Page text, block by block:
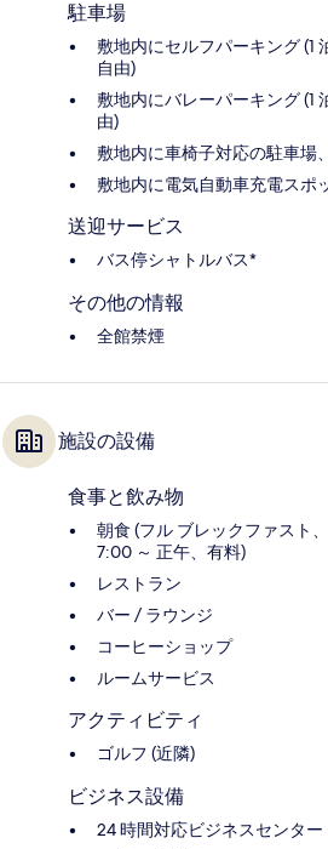
駐車場
敷地内にセルフパーキング (1
自由)
敷地内にバレーパーキング (1
由)
敷地内に車椅子対応の駐車場
敷地内に電気自動車充電スポ
送迎サービス
バス停シャトルバス*
その他の情報
全館禁煙
施設の設備
食事と飲み物
朝食 (フル ブレックファスト
7:00 ～ 正午、有料)
レストラン
バー / ラウンジ
コーヒーショップ
ルームサービス
アクティビティ
ゴルフ (近隣)
ビジネス設備
24 時間対応ビジネスセンター